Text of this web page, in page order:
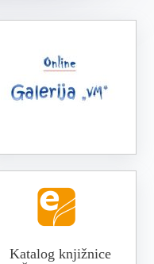
Katalog knjižnice